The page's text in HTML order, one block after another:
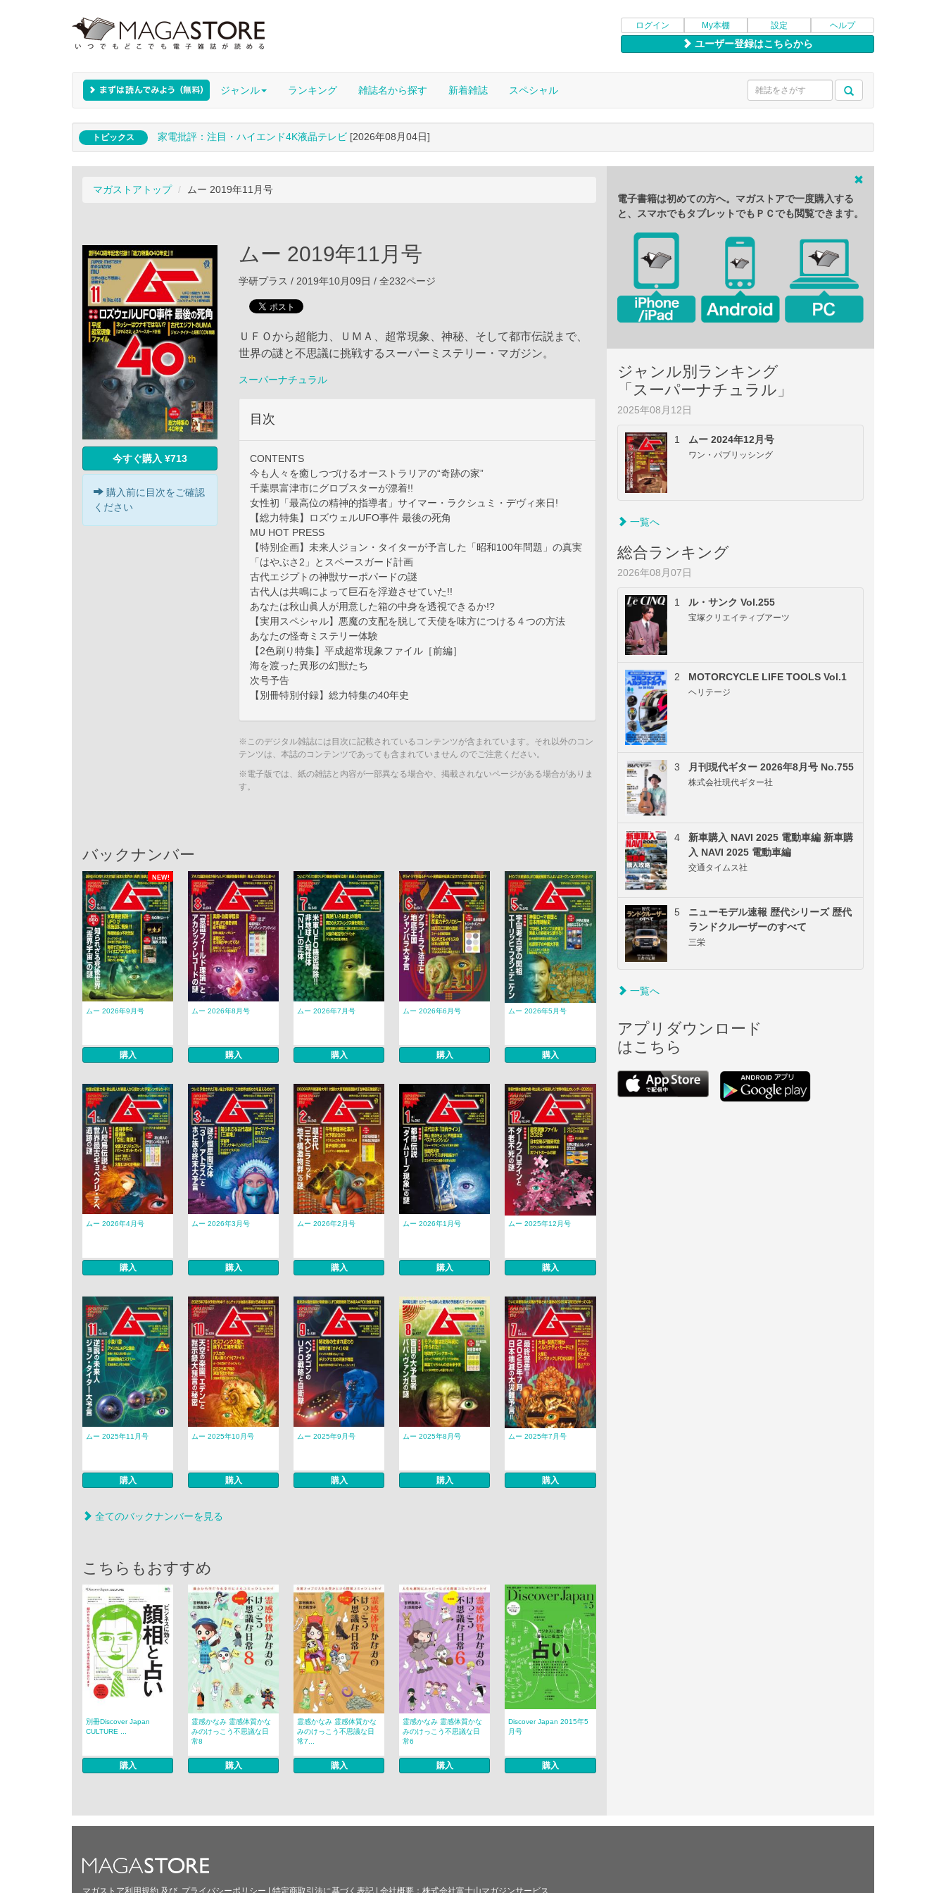
ログイン My本棚 設定 ヘルプ
ユーザー登録はこちらから
ジャンル ランキング 雑誌名から探す 新着雑誌 スペシャル
トピックス 家電批評：注目・ハイエンド4K液晶テレビ [2026年08月04日]
マガストアトップ ムー 2019年11月号
今すぐ購入 ¥713
購入前に目次をご確認
ください
ムー 2019年11月号
学研プラス / 2019年10月09日 / 全232ページ
ＵＦＯから超能力、ＵＭＡ、超常現象、神秘、そして都市伝説まで、
世界の謎と不思議に挑戦するスーパーミステリー・マガジン。
スーパーナチュラル
目次
CONTENTS
今も人々を癒しつづけるオーストラリアの“奇跡の家”
千葉県富津市にグロブスターが漂着!!
女性初「最高位の精神的指導者」サイマー・ラクシュミ・デヴィ来日!
【総力特集】ロズウェルUFO事件 最後の死角
MU HOT PRESS
【特別企画】未来人ジョン・タイターが予言した「昭和100年問題」の真実
「はやぶさ2」とスペースガード計画
古代エジプトの神獣サーポパードの謎
古代人は共鳴によって巨石を浮遊させていた!!
あなたは秋山眞人が用意した箱の中身を透視できるか!?
【実用スペシャル】悪魔の支配を脱して天使を味方につける４つの方法
あなたの怪奇ミステリー体験
【2色刷り特集】平成超常現象ファイル［前編］
海を渡った異形の幻獣たち
次号予告
【別冊特別付録】総力特集の40年史
※このデジタル雑誌には目次に記載されているコンテンツが含まれています。それ以外のコン
テンツは、本誌のコンテンツであっても含まれていません のでご注意ください。
※電子版では、紙の雑誌と内容が一部異なる場合や、掲載されないページがある場合がありま
す。
バックナンバー
NEW!
ムー 2026年9月号
購入
ムー 2026年8月号
購入
ムー 2026年7月号
購入
ムー 2026年6月号
購入
ムー 2026年5月号
購入
ムー 2026年4月号
購入
ムー 2026年3月号
購入
ムー 2026年2月号
購入
ムー 2026年1月号
購入
ムー 2025年12月号
購入
ムー 2025年11月号
購入
ムー 2025年10月号
購入
ムー 2025年9月号
購入
ムー 2025年8月号
購入
ムー 2025年7月号
購入
全てのバックナンバーを見る
こちらもおすすめ
別冊Discover Japan
CULTURE ...
購入
霊感かなみ 霊感体質かな
みのけっこう不思議な日
常8
購入
霊感かなみ 霊感体質かな
みのけっこう不思議な日
常7...
購入
霊感かなみ 霊感体質かな
みのけっこう不思議な日
常6
購入
Discover Japan 2015年5
月号
購入
電子書籍は初めての方へ。マガストアで一度購入する
と、スマホでもタブレットでもＰＣでも閲覧できます。
ジャンル別ランキング
「スーパーナチュラル」
2025年08月12日
1 ムー 2024年12月号
ワン・パブリッシング
一覧へ
総合ランキング
2026年08月07日
1 ル・サンク Vol.255
宝塚クリエイティブアーツ
2 MOTORCYCLE LIFE TOOLS Vol.1
ヘリテージ
3 月刊現代ギター 2026年8月号 No.755
株式会社現代ギター社
4
新車購入 NAVI 2025 電動車編 新車購
入 NAVI 2025 電動車編
交通タイムス社
5
ニューモデル速報 歴代シリーズ 歴代
ランドクルーザーのすべて
三栄
一覧へ
アプリダウンロード
はこちら